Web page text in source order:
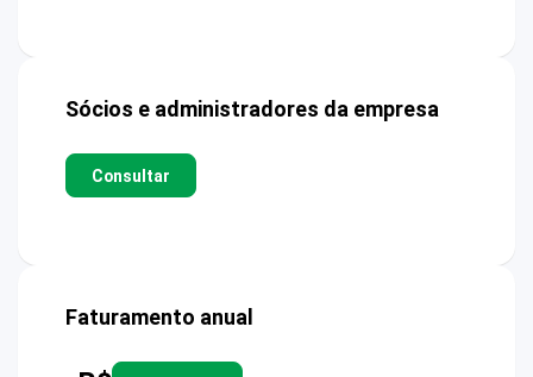
Sócios e administradores da empresa
Consultar
Faturamento anual